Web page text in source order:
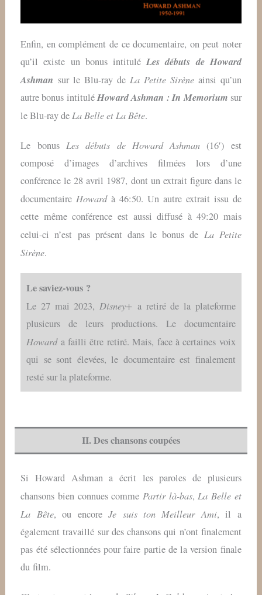
Enfin, en complément de ce documentaire, on peut noter
qu’il existe un bonus intituléLes débuts de Howard
Ashman sur le Blu-ray de La Petite Sirèneainsi qu’un
autre bonus intituléHoward Ashman : In Memorium sur
le Blu-ray deLa Belle et La Bête.
Le bonusLes débuts de Howard Ashman (16′) est
composé d’images d’archives filmées lors d’une
conférence le 28 avril 1987, dont un extrait figure dans le
documentaireHowardà 46:50. Un autre extrait issu de
cette même conférence est aussi diffusé à 49:20 mais
celui-ci n’est pas présent dans le bonus de La Petite
Sirène.
Le saviez-vous ?
Le 27 mai 2023,Disney+ a retiré de la plateforme
plusieurs de leurs productions. Le documentaire
Howarda failli être retiré. Mais, face à certaines voix
qui se sont élevées, le documentaire est finalement
resté sur la plateforme.
II. Des chansons coupées
Si Howard Ashman a écrit les paroles de plusieurs
chansons bien connues comme Partir là-bas,La Belle et
La Bête, ou encoreJe suis ton Meilleur Ami, il a
également travaillé sur des chansons qui n’ont finalement
pas été sélectionnées pour faire partie de la version finale
du film.